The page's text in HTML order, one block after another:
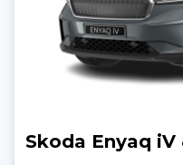
Skoda Enyaq iV